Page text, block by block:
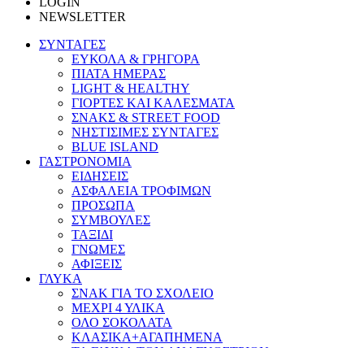
NEWSLETTER
ΣΥΝΤΑΓΕΣ
ΕΥΚΟΛΑ & ΓΡΗΓΟΡΑ
ΠΙΑΤΑ ΗΜΕΡΑΣ
LIGHT & HEALTHY
ΓΙΟΡΤΕΣ ΚΑΙ ΚΑΛΕΣΜΑΤΑ
ΣΝΑΚΣ & STREET FOOD
ΝΗΣΤΙΣΙΜΕΣ ΣΥΝΤΑΓΕΣ
BLUE ISLAND
ΓΑΣΤΡΟΝΟΜΙΑ
ΕΙΔΗΣΕΙΣ
ΑΣΦΑΛΕΙΑ ΤΡΟΦΙΜΩΝ
ΠΡΟΣΩΠΑ
ΣΥΜΒΟΥΛΕΣ
ΤΑΞΙΔΙ
ΓΝΩΜΕΣ
ΑΦΙΞΕΙΣ
ΓΛΥΚΑ
ΣΝΑΚ ΓΙΑ ΤΟ ΣΧΟΛΕΙΟ
ΜΕΧΡΙ 4 ΥΛΙΚΑ
ΟΛΟ ΣΟΚΟΛΑΤΑ
ΚΛΑΣΙΚΑ+ΑΓΑΠΗΜΕΝΑ